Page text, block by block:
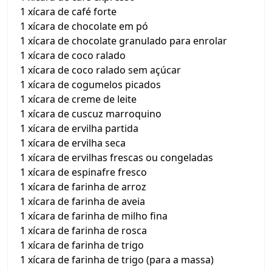
1 xícara de café forte
1 xícara de chocolate em pó
1 xícara de chocolate granulado para enrolar
1 xícara de coco ralado
1 xícara de coco ralado sem açúcar
1 xícara de cogumelos picados
1 xícara de creme de leite
1 xícara de cuscuz marroquino
1 xícara de ervilha partida
1 xícara de ervilha seca
1 xícara de ervilhas frescas ou congeladas
1 xícara de espinafre fresco
1 xícara de farinha de arroz
1 xícara de farinha de aveia
1 xícara de farinha de milho fina
1 xícara de farinha de rosca
1 xícara de farinha de trigo
1 xícara de farinha de trigo (para a massa)